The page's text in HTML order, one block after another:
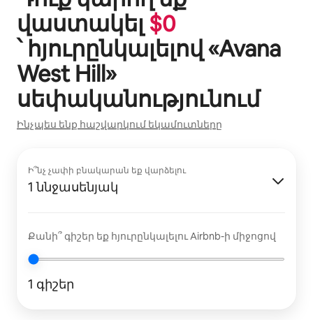
վաստակել $0
՝ հյուրընկալելով «Avana
West Hill»
սեփականությունում
Ինչպես ենք հաշվարկում եկամուտները
Ի՞նչ չափի բնակարան եք վարձելու
1 ննջասենյակ
Քանի՞ գիշեր եք հյուրընկալելու Airbnb-ի միջոցով
1 գիշեր